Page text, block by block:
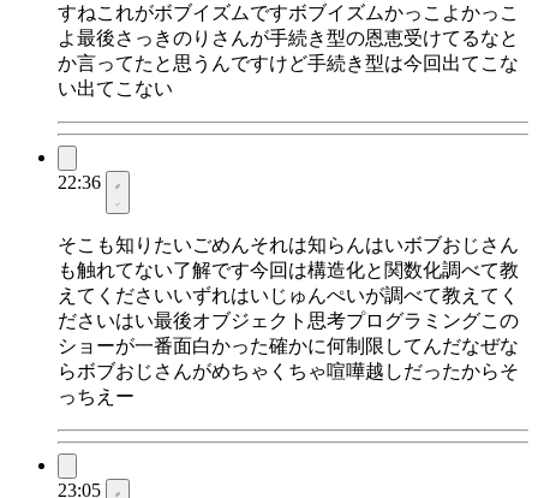
すねこれがボブイズムですボブイズムかっこよかっこ
よ最後さっきのりさんが手続き型の恩恵受けてるなと
か言ってたと思うんですけど手続き型は今回出てこな
い出てこない
22:36
そこも知りたいごめんそれは知らんはいボブおじさん
も触れてない了解です今回は構造化と関数化調べて教
えてくださいいずれはいじゅんぺいが調べて教えてく
ださいはい最後オブジェクト思考プログラミングこの
ショーが一番面白かった確かに何制限してんだなぜな
らボブおじさんがめちゃくちゃ喧嘩越しだったからそ
っちえー
23:05